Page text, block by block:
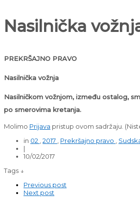
Nasilnička
PREKRŠAJNO PRAVO
Nasilnička vožnja
Nasilničkom vožnjom, između ostalog,
po smerovima kretanja.
Molimo Prijava pristup ovom sadržaju.
in 02 2017 Prekršajno pravo
|
10/02/2017
Tags ↓
Previous post
Next post